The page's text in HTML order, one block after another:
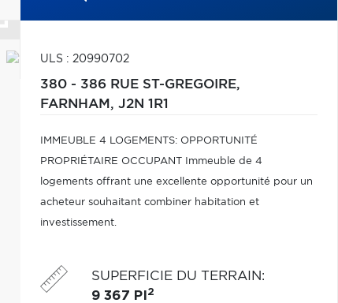
ULS : 20990702
380 - 386 RUE ST-GREGOIRE,
FARNHAM, J2N 1R1
IMMEUBLE 4 LOGEMENTS: OPPORTUNITÉ
PROPRIÉTAIRE OCCUPANT Immeuble de 4
logements offrant une excellente opportunité pour un
acheteur souhaitant combiner habitation et
investissement.
SUPERFICIE DU TERRAIN:
9 367 PI 2